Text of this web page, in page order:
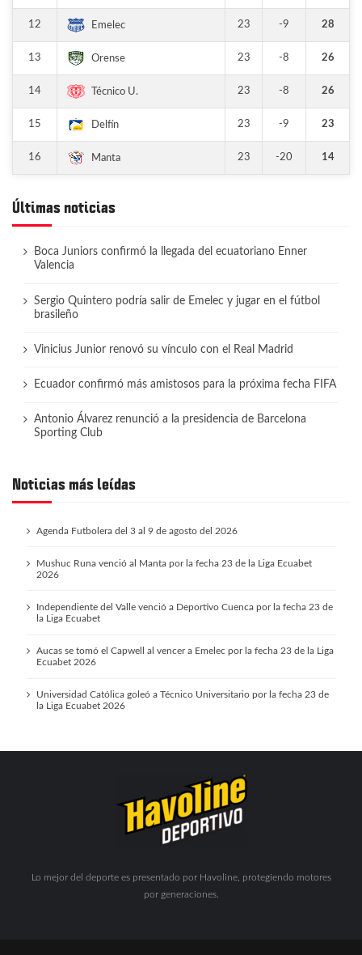
12 Emelec 23 -9 28
13 Orense 23 -8 26
14 Técnico U. 23 -8 26
15 Delfín 23 -9 23
16 Manta 23 -20 14
Últimas noticias
Boca Juniors confirmó la llegada del ecuatoriano Enner
Valencia
Sergio Quintero podría salir de Emelec y jugar en el fútbol
brasileño
Vinicius Junior renovó su vínculo con el Real Madrid
Ecuador confirmó más amistosos para la próxima fecha FIFA
Antonio Álvarez renunció a la presidencia de Barcelona
Sporting Club
Noticias más leídas
Agenda Futbolera del 3 al 9 de agosto del 2026
Mushuc Runa venció al Manta por la fecha 23 de la Liga Ecuabet
2026
Independiente del Valle venció a Deportivo Cuenca por la fecha 23 de
la Liga Ecuabet
Aucas se tomó el Capwell al vencer a Emelec por la fecha 23 de la Liga
Ecuabet 2026
Universidad Católica goleó a Técnico Universitario por la fecha 23 de
la Liga Ecuabet 2026
Lo mejor del deporte es presentado por Havoline, protegiendo motores
por generaciones.